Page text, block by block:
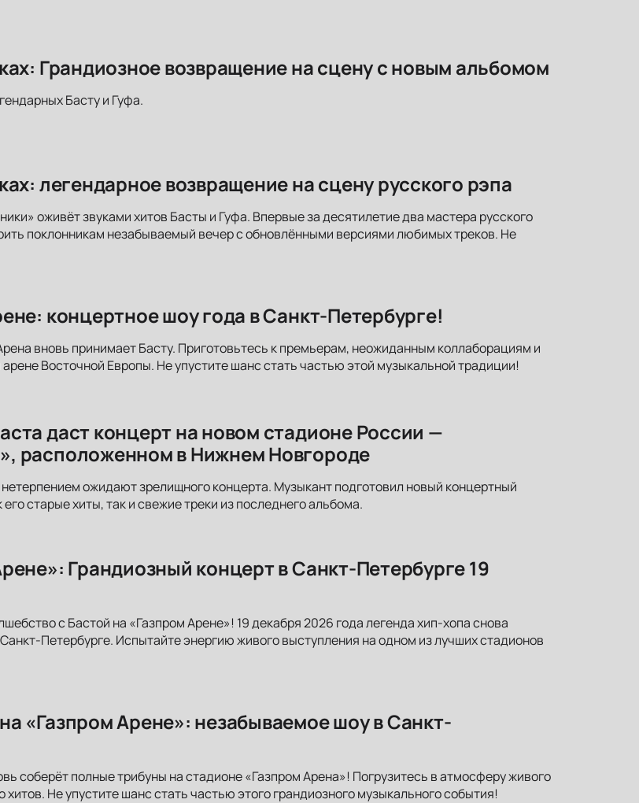
Грандиозное возвращение на сцену с новым альбомом
Басту и Гуфа.
легендарное возвращение на сцену русского рэпа
оживёт звуками хитов Басты и Гуфа. Впервые за десятилетие два мастера русского
поклонникам незабываемый вечер с обновлёнными версиями любимых треков. Не
концертное шоу года в Санкт-Петербурге!
вновь принимает Басту. Приготовьтесь к премьерам, неожиданным коллаборациям и
Восточной Европы. Не упустите шанс стать частью этой музыкальной традиции!
даст концерт на новом стадионе России —
расположенном в Нижнем Новгороде
ожидают зрелищного концерта. Музыкант подготовил новый концертный
старые хиты, так и свежие треки из последнего альбома.
Грандиозный концерт в Санкт-Петербурге 19
с Бастой на «Газпром Арене»! 19 декабря 2026 года легенда хип-хопа снова
Петербурге. Испытайте энергию живого выступления на одном из лучших стадионов
«Газпром Арене»: незабываемое шоу в Санкт-
соберёт полные трибуны на стадионе «Газпром Арена»! Погрузитесь в атмосферу живого
Не упустите шанс стать частью этого грандиозного музыкального события!